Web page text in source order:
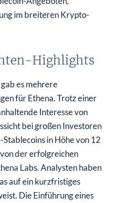
im breiteren Krypto-
Highlights
es mehrere
für Ethena. Trotz einer
Interesse von
bei großen Investoren
in Höhe von 12
der erfolgreichen
Labs. Analysten haben
auf ein kurzfristiges
Die Einführung eines